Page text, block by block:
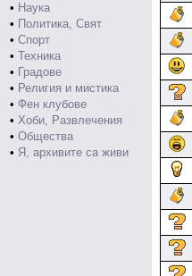
• Наука
• Политика, Свят
• Спорт
• Техника
• Градове
• Религия и мистика
• Фен клубове
• Хоби, Развлечения
• Общества
• Я, архивите са живи